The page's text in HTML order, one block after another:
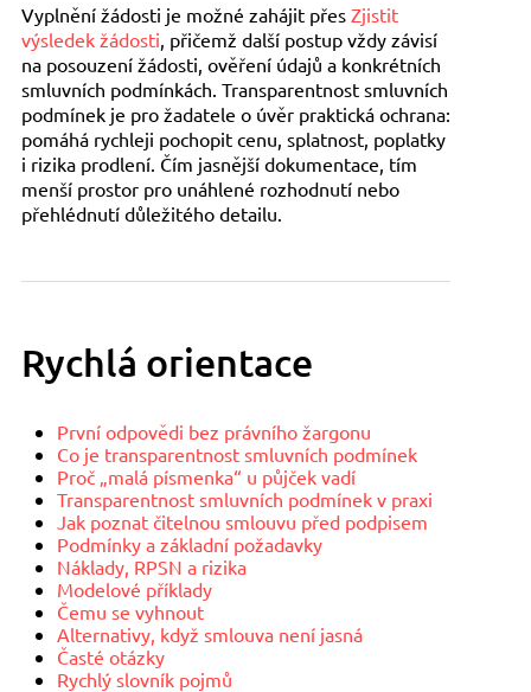
Vyplnění žádosti je možné zahájit přes Zjistit
výsledek žádosti , přičemž další postup vždy závisí
na posouzení žádosti, ověření údajů a konkrétních
smluvních podmínkách. Transparentnost smluvních
podmínek je pro žadatele o úvěr praktická ochrana:
pomáhá rychleji pochopit cenu, splatnost, poplatky
i rizika prodlení. Čím jasnější dokumentace, tím
menší prostor pro unáhlené rozhodnutí nebo
přehlédnutí důležitého detailu.
Rychlá orientace
První odpovědi bez právního žargonu
Co je transparentnost smluvních podmínek
Proč „malá písmenka“ u půjček vadí
Transparentnost smluvních podmínek v praxi
Jak poznat čitelnou smlouvu před podpisem
Podmínky a základní požadavky
Náklady, RPSN a rizika
Modelové příklady
Čemu se vyhnout
Alternativy, když smlouva není jasná
Časté otázky
Rychlý slovník pojmů